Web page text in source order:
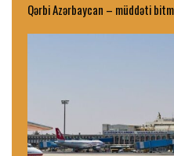
Qərbi Azərbaycan – müddəti